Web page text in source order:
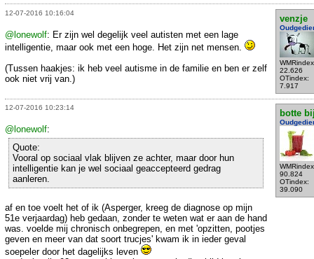
12-07-2016 10:16:04
venzje
22.626
OTindex:
7.917
@lonewolf: Er zijn wel degelijk veel autisten met een lage
intelligentie, maar ook met een hoge. Het zijn net mensen.
(Tussen haakjes: ik heb veel autisme in de familie en ben er zelf
ook niet vrij van.)
12-07-2016 10:23:14
botte
90.824
OTindex:
39.090
@lonewolf:
Quote:
Vooral op sociaal vlak blijven ze achter, maar door hun
intelligentie kan je wel sociaal geaccepteerd gedrag
aanleren.
af en toe voelt het of ik (Asperger, kreeg de diagnose op mijn
51e verjaardag) heb gedaan, zonder te weten wat er aan de hand
was. voelde mij chronisch onbegrepen, en met 'opzitten, pootjes
geven en meer van dat soort trucjes' kwam ik in ieder geval
soepeler door het dagelijks leven